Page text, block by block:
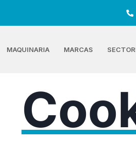
MAQUINARIA MARCAS